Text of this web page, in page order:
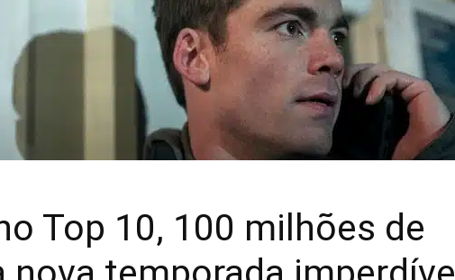
Viver
Mais
Top 10, 100 milhões de